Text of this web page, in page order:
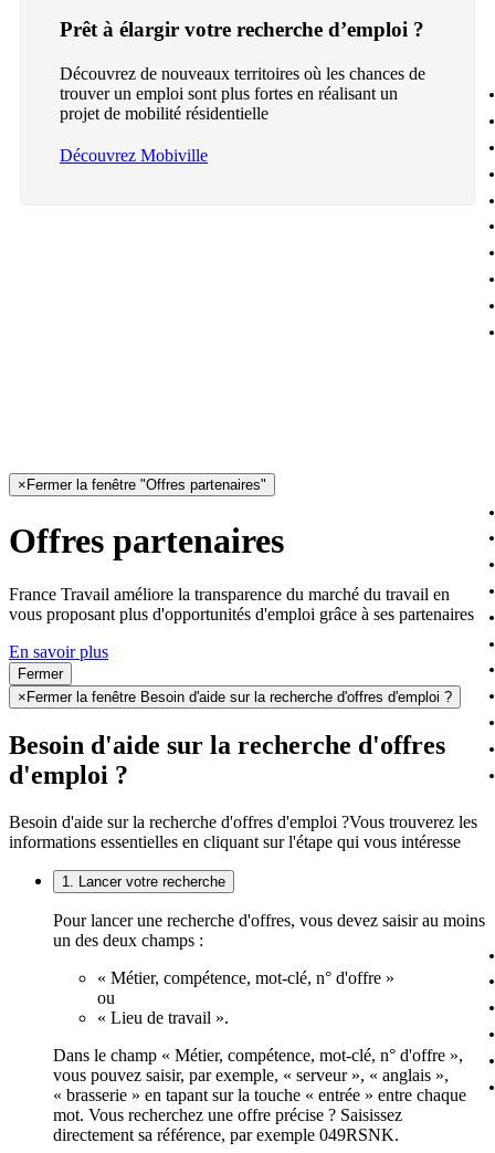
Prêt à élargir votre recherche d’emploi ?
Découvrez de nouveaux territoires où les chances de
trouver un emploi sont plus fortes en réalisant un
projet de mobilité résidentielle
Découvrez Mobiville
× Fermer la fenêtre "Offres partenaires"
Offres partenaires
France Travail améliore la transparence du marché du travail en
vous proposant plus d'opportunités d'emploi grâce à ses partenaires
En savoir plus
Fermer
× Fermer la fenêtre Besoin d'aide sur la recherche d'offres d'emploi ?
Besoin d'aide sur la recherche d'offres
d'emploi ?
Besoin d'aide sur la recherche d'offres d'emploi ?Vous trouverez les
informations essentielles en cliquant sur l'étape qui vous intéresse
1. Lancer votre recherche
Pour lancer une recherche d'offres, vous devez saisir au moins
un des deux champs :
« Métier, compétence, mot-clé, n° d'offre »
ou
« Lieu de travail ».
Dans le champ « Métier, compétence, mot-clé, n° d'offre »,
vous pouvez saisir, par exemple, « serveur », « anglais »,
« brasserie » en tapant sur la touche « entrée » entre chaque
mot. Vous recherchez une offre précise ? Saisissez
directement sa référence, par exemple 049RSNK.